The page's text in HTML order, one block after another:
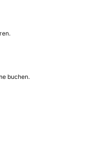
buchen.